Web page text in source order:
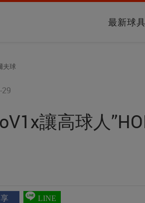
最新球具
夫球
29
讓高球人
LINE